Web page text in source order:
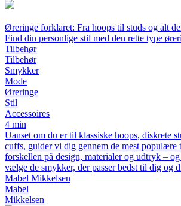
Øreringe forklaret: Fra hoops til studs og alt
Find din personlige stil med den rette type
Tilbehør
Tilbehør
Smykker
Mode
Øreringe
Stil
Accessoires
4 min
Uanset om du er til klassiske hoops, diskrete
cuffs, guider vi dig gennem de mest
forskellen på design, materialer og udtryk –
vælge de smykker, der passer bedst til dig og
Mabel Mikkelsen
Mabel
Mikkelsen